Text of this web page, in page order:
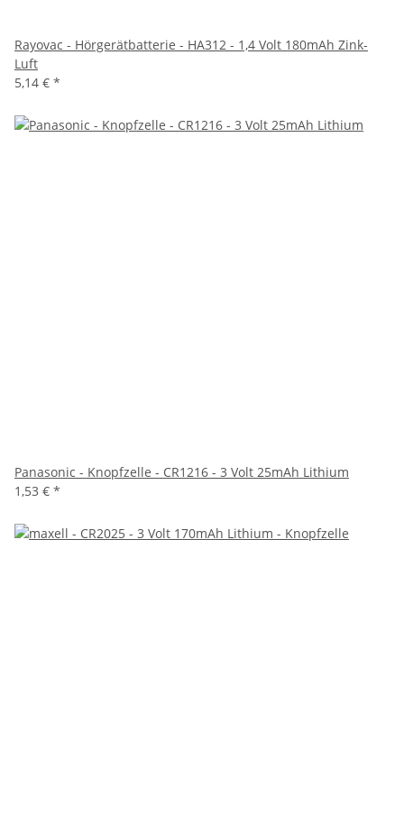
Rayovac - Hörgerätbatterie - HA312 - 1,4 Volt 180mAh Zink-
Luft
5,14 € *
Panasonic - Knopfzelle - CR1216 - 3 Volt 25mAh Lithium
1,53 € *